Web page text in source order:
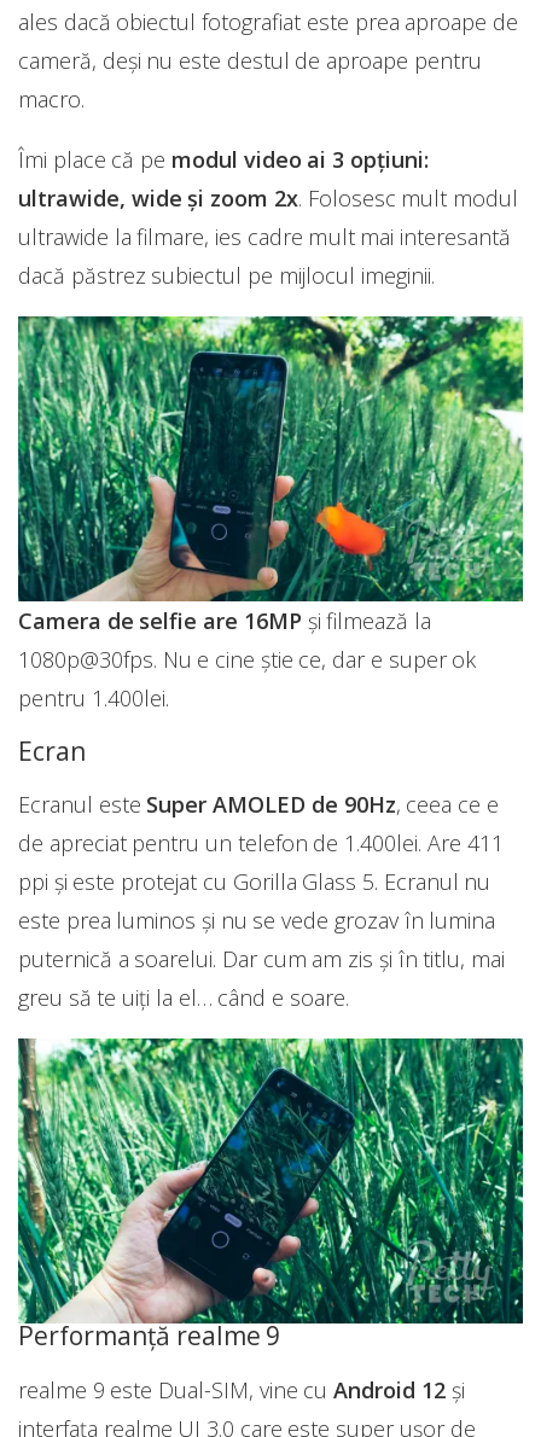
ales dacă obiectul fotografiat este prea aproape de
cameră, deși nu este destul de aproape pentru
macro.
Îmi place că pe modul video ai 3 opțiuni:
ultrawide, wide și zoom 2x. Folosesc mult modul
ultrawide la filmare, ies cadre mult mai interesantă
dacă păstrez subiectul pe mijlocul imeginii.
Camera de selfie are 16MP și filmează la
1080p@30fps. Nu e cine știe ce, dar e super ok
pentru 1.400lei.
Ecran
Ecranul este Super AMOLED de 90Hz, ceea ce e
de apreciat pentru un telefon de 1.400lei. Are 411
ppi și este protejat cu Gorilla Glass 5. Ecranul nu
este prea luminos și nu se vede grozav în lumina
puternică a soarelui. Dar cum am zis și în titlu, mai
greu să te uiți la el… când e soare.
Performanță realme 9
realme 9 este Dual-SIM, vine cuAndroid 12și
interfața realme UI 3.0 care este super ușor de